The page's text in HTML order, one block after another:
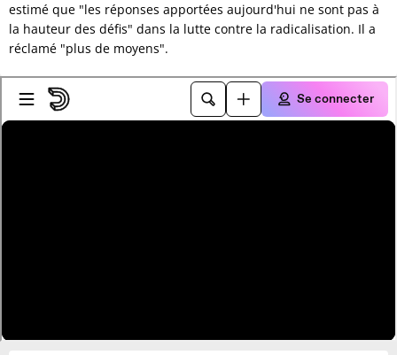
estimé que "les réponses apportées aujourd'hui ne sont pas à
la hauteur des défis" dans la lutte contre la radicalisation. Il a
réclamé "plus de moyens".